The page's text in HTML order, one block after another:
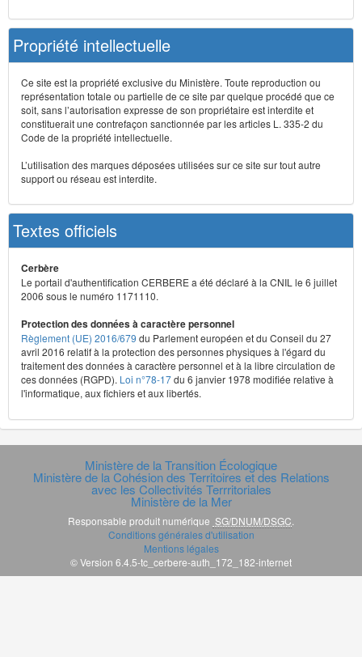
Propriété intellectuelle
Ce site est la propriété exclusive du Ministère. Toute reproduction ou
représentation totale ou partielle de ce site par quelque procédé que ce
soit, sans l’autorisation expresse de son propriétaire est interdite et
constituerait une contrefaçon sanctionnée par les articles L. 335-2 du
Code de la propriété intellectuelle.
L’utilisation des marques déposées utilisées sur ce site sur tout autre
support ou réseau est interdite.
Textes officiels
Cerbère
Le portail d'authentification CERBERE a été déclaré à la CNIL le 6 juillet
2006 sous le numéro 1171110.
Protection des données à caractère personnel
Règlement (UE) 2016/679 du Parlement européen et du Conseil du 27
avril 2016 relatif à la protection des personnes physiques à l'égard du
traitement des données à caractère personnel et à la libre circulation de
ces données (RGPD). Loi n°78-17du 6 janvier 1978 modifiée relative à
l'informatique, aux fichiers et aux libertés.
Ministère de la Transition Écologique
Ministère de la Cohésion des Territoires et des Relations
avec les Collectivités Terrritoriales
Ministère de la Mer
Responsable produit numérique SG/DNUM/DSGC
Conditions générales d'utilisation
Mentions légales
© Version 6.4.5-tc_cerbere-auth_172_182-internet